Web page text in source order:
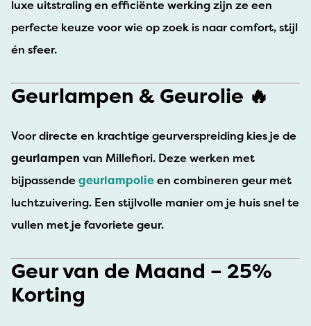
luxe uitstraling en efficiënte werking zijn ze een
perfecte keuze voor wie op zoek is naar comfort, stijl
én sfeer.
Geurlampen & Geurolie 🔥
Voor directe en krachtige geurverspreiding kies je de
geurlampen van Millefiori. Deze werken met
bijpassende geurlampolieen combineren geur met
luchtzuivering. Een stijlvolle manier om je huis snel te
vullen met je favoriete geur.
Geur van de Maand – 25%
Korting